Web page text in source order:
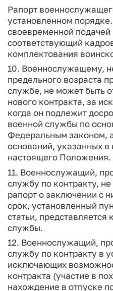
Рапорт
установленном
своевременной
соответствующий
комплектования
10. Военнослужащему,
предельного возраста
службе, не может быть
нового контракта, за
когда он подлежит
военной службы по
Федеральным законом,
оснований, указанных в
настоящего Положения.
11. Военнослужащий,
службу по контракту,
рапорт о заключении с
срок, установленный
статьи,
службы.
12. Военнослужащий,
службу по контракту в
исключающих
контракта (участие в
нахождение в отпуске